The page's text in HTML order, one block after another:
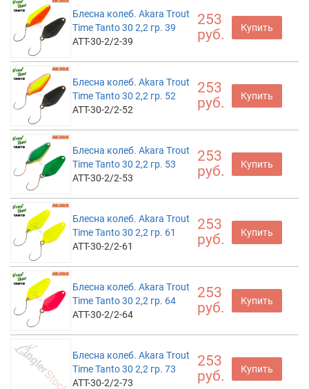
Блесна колеб. Akara Trout
Time Tanto 30 2,2 гр. 39
ATT-30-2/2-39
253
руб.
Купить
Блесна колеб. Akara Trout
Time Tanto 30 2,2 гр. 52
ATT-30-2/2-52
253
руб.
Купить
Блесна колеб. Akara Trout
Time Tanto 30 2,2 гр. 53
ATT-30-2/2-53
253
руб.
Купить
Блесна колеб. Akara Trout
Time Tanto 30 2,2 гр. 61
ATT-30-2/2-61
253
руб.
Купить
Блесна колеб. Akara Trout
Time Tanto 30 2,2 гр. 64
ATT-30-2/2-64
253
руб.
Купить
Блесна колеб. Akara Trout
Time Tanto 30 2,2 гр. 73
ATT-30-2/2-73
253
руб.
Купить